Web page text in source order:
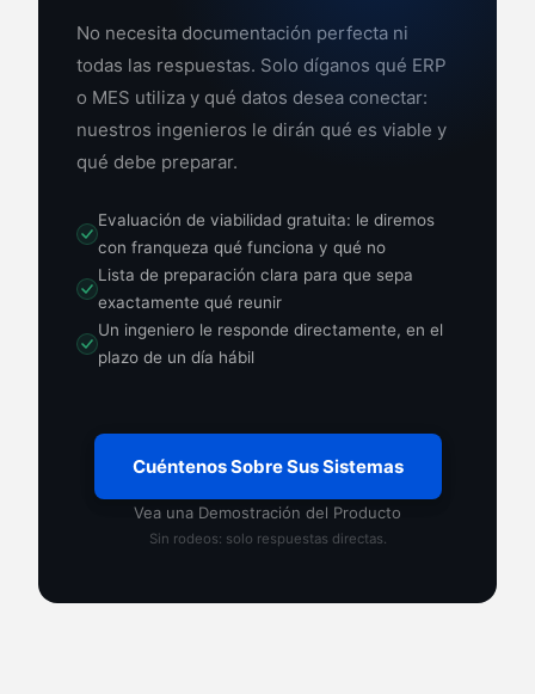
No necesita documentación perfecta ni
todas las respuestas. Solo díganos qué ERP
o MES utiliza y qué datos desea conectar:
nuestros ingenieros le dirán qué es viable y
qué debe preparar.
Evaluación de viabilidad gratuita: le diremos
con franqueza qué funciona y qué no
Lista de preparación clara para que sepa
exactamente qué reunir
Un ingeniero le responde directamente, en el
plazo de un día hábil
Cuéntenos Sobre Sus Sistemas
Vea una Demostración del Producto
Sin rodeos: solo respuestas directas.